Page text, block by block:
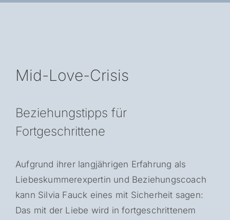
Mid-Love-Crisis
Beziehungstipps für
Fortgeschrittene
Aufgrund ihrer langjährigen Erfahrung als
Liebeskummerexpertin und Beziehungscoach
kann Silvia Fauck eines mit Sicherheit sagen:
Das mit der Liebe wird in fortgeschrittenem